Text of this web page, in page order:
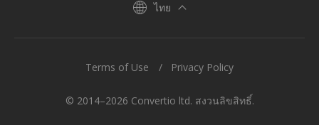
ไทย
© 2014–2026 Convertio ltd. สงวนลิขสิทธิ์.
Terms of Use Privacy Policy